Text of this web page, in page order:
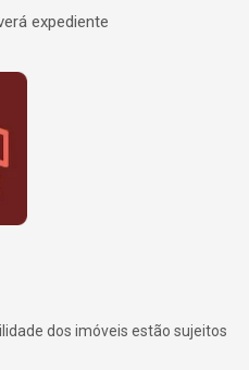
expediente
dos imóveis estão sujeitos